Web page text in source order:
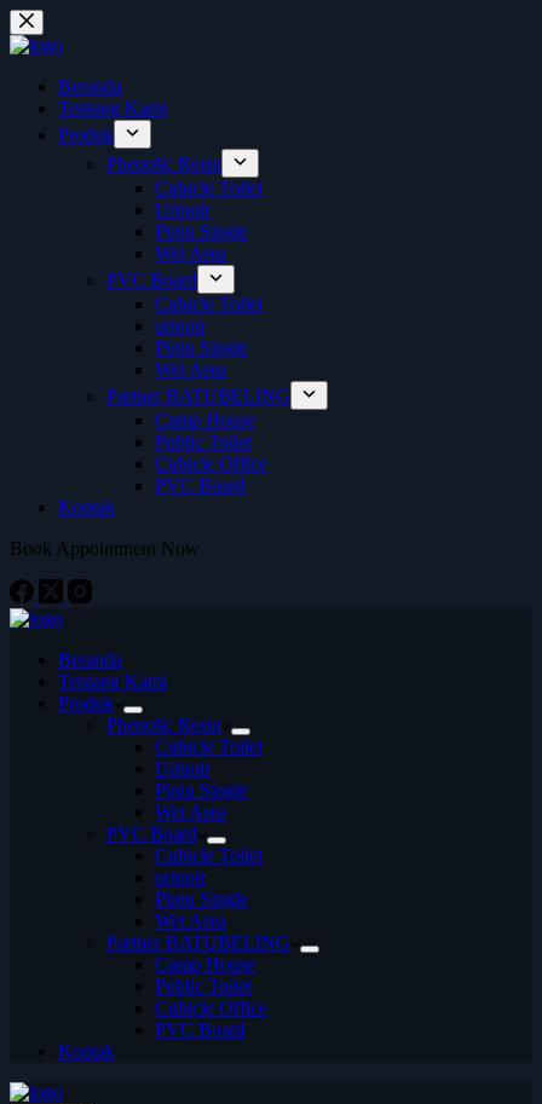
Skip
to
content
Beranda
Tentang Kami
Produk
Phenolic Resin
Cubicle Toilet
Urinoir
Pintu Single
Wet Area
PVC Board
Cubicle Toilet
urinoir
Pintu Single
Wet Area
Partner BATUBELING
Camp House
Public Toilet
Cubicle Office
PVC Board
Kontak
Book Appointment Now
Beranda
Tentang Kami
Produk
Phenolic Resin
Cubicle Toilet
Urinoir
Pintu Single
Wet Area
PVC Board
Cubicle Toilet
urinoir
Pintu Single
Wet Area
Partner BATUBELING
Camp House
Public Toilet
Cubicle Office
PVC Board
Kontak